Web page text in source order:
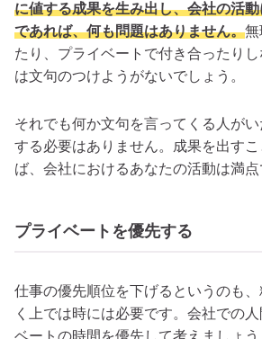
に値する成果を生み出し、会社の活
であれば、何も問題はありません。無
たり、プライベートで付き合ったり
は文句のつけようがないでしょう。
それでも何か文句を言ってくる人が
する必要はありません。成果を出す
ば、会社におけるあなたの活動は満点
プライベートを優先する
仕事の優先順位を下げるというのも
く上では時には必要です。会社での
ベートの時間を優先して考えましょう